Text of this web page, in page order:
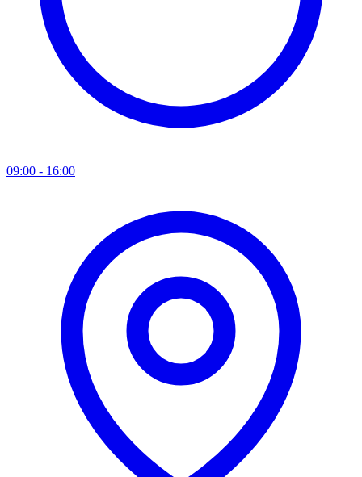
09:00 - 16:00